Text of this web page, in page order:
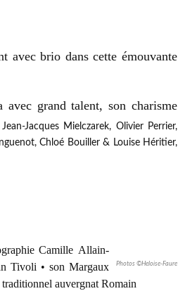
avec brio dans cette émouvante
grand talent, son charisme
Jacques Mielczarek, Olivier Perrier,
Chloé Bouiller & Louise Héritier,
Photos ©Heloise-Faure
Camille Allain-
Tivoli • son Margaux
auvergnat Romain